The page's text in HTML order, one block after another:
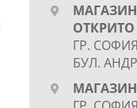
ОТКРИТО
ГР.
БУЛ.